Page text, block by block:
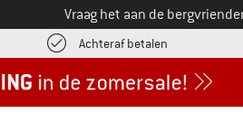
Vraag het aan de
Achteraf betalen vind de